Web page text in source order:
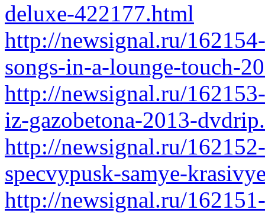
deluxe-422177.html
http://newsignal.ru/
songs-in-a-lounge-touch-
http://newsignal.ru/
iz-gazobetona-2013-
http://newsignal.ru/
specvypusk-samye-
http://newsignal.ru/